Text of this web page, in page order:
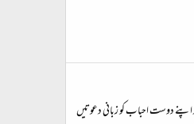
اپنے دوست احباب کو زبانی دعوتیں